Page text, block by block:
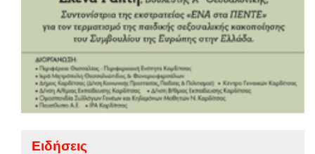
Ειδήσεις